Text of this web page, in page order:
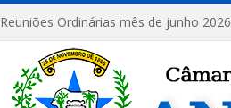
Ordinárias mês de junho 2026